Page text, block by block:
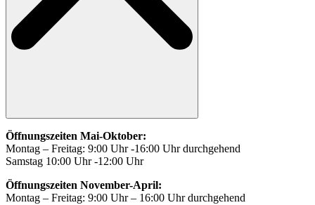
Öffnungszeiten Mai-Oktober:
Montag – Freitag: 9:00 Uhr -16:00 Uhr durchgehend
Samstag 10:00 Uhr -12:00 Uhr
Öffnungszeiten November-April:
Montag – Freitag: 9:00 Uhr – 16:00 Uhr durchgehend